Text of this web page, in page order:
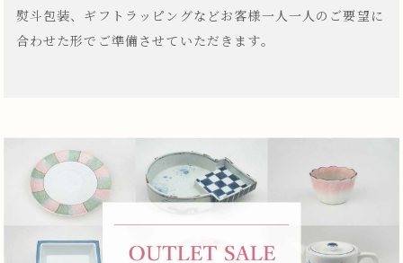
熨斗包装、ギフトラッピングなどお客様一人一人のご要望に
合わせた形でご準備させていただきます。